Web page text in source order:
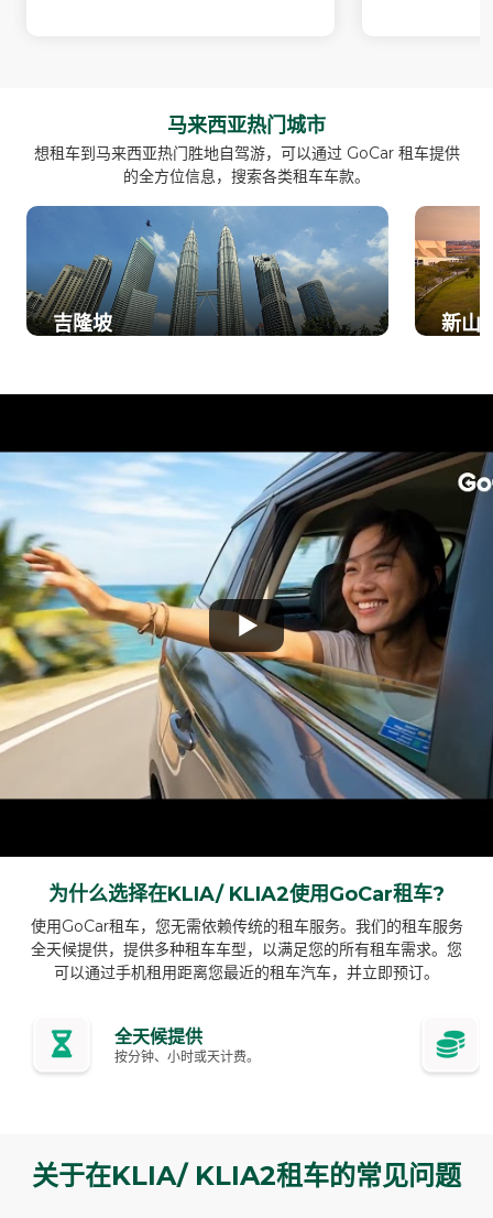
马来西亚热门城市
想租车到马来西亚热门胜地自驾游，可以通过 GoCar 租车提供
的全方位信息，搜索各类租车车款。
吉隆坡 新山
为什么选择在KLIA/ KLIA2使用GoCar租车?
使用GoCar租车，您无需依赖传统的租车服务。我们的租车服务
全天候提供，提供多种租车车型，以满足您的所有租车需求。您
可以通过手机租用距离您最近的租车汽车，并立即预订。
全天候提供
按分钟、小时或天计费。
关于在KLIA/ KLIA2租车的常见问题